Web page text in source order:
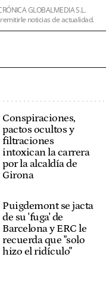
GLOBALMEDIA S.L.
noticias de actualidad.
Conspiraciones,
pactos ocultos y
filtraciones
intoxican la carrera
por la alcaldía de
Girona
Puigdemont se jacta
de su 'fuga' de
Barcelona y ERC le
recuerda que "solo
hizo el ridículo"